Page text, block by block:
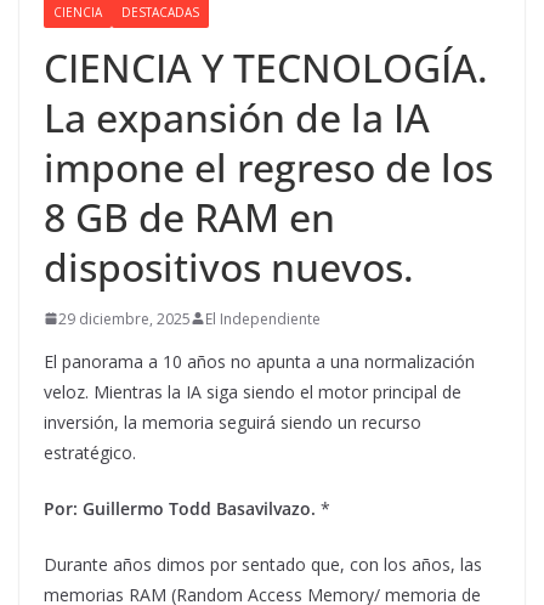
CIENCIA DESTACADAS
CIENCIA Y TECNOLOGÍA.
La expansión de la IA
impone el regreso de los
8 GB de RAM en
dispositivos nuevos.
29 diciembre, 2025 El Independiente
El panorama a 10 años no apunta a una normalización
veloz. Mientras la IA siga siendo el motor principal de
inversión, la memoria seguirá siendo un recurso
estratégico.
Por: Guillermo Todd Basavilvazo. *
Durante años dimos por sentado que, con los años, las
memorias RAM (Random Access Memory/ memoria de